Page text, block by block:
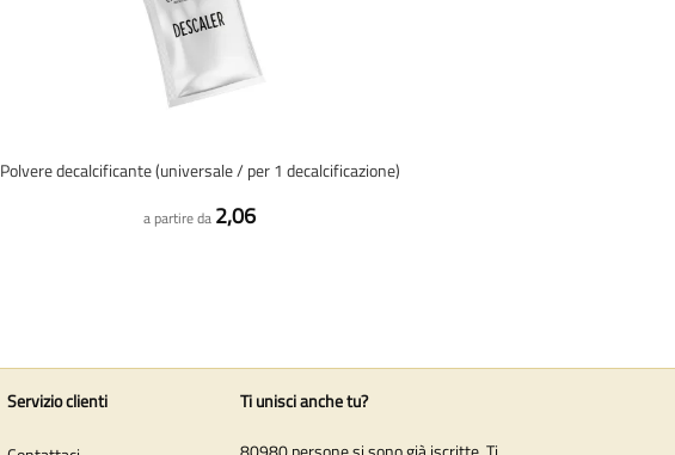
Polvere decalcificante (universale / per 1 decalcificazione)
a partire da 2,06
Servizio clienti Ti unisci anche tu?